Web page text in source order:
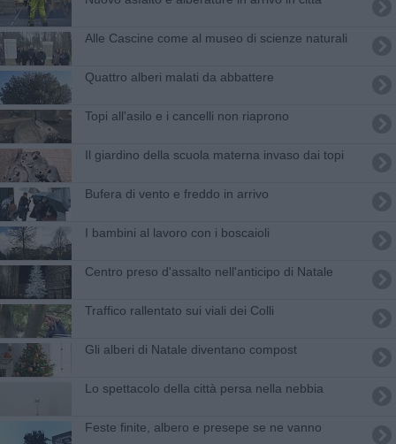
​Alle Cascine come al museo di scienze naturali
Quattro alberi malati da abbattere
Topi all'asilo e i cancelli non riaprono
Il giardino della scuola materna invaso dai topi
Bufera di vento e freddo in arrivo
I bambini al lavoro con i boscaioli
Centro preso d'assalto nell'anticipo di Natale
Traffico rallentato sui viali dei Colli
Gli alberi di Natale diventano compost
Lo spettacolo della città persa nella nebbia
Feste finite, albero e presepe se ne vanno